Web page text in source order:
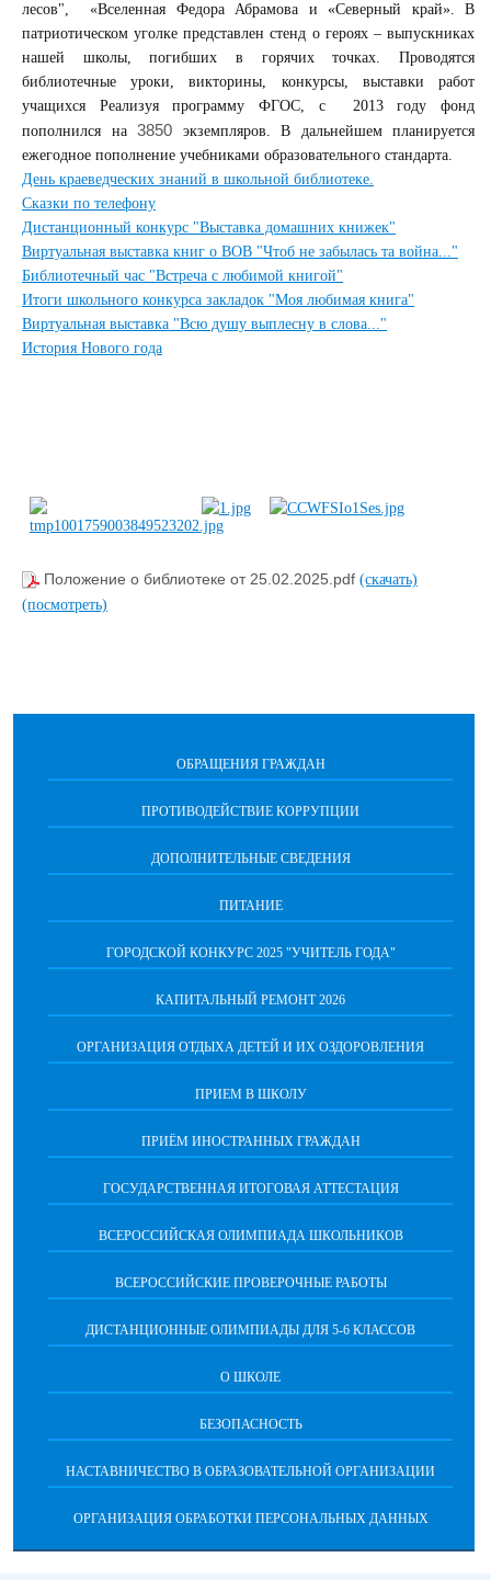
лесов",
«Вселенная Федора Абрамова и «Северный край». В
патриотическом уголке представлен стенд о героях – выпускниках
нашей школы, погибших в горячих точках. Проводятся
библиотечные уроки, викторины, конкурсы, выставки работ
учащихся Реализуя программу ФГОС, с
2013 году фонд
пополнился на 3850 экземпляров. В дальнейшем планируется
ежегодное пополнение учебниками образовательного стандарта.
День краеведческих знаний в школьной библиотеке.
Сказки по телефону
Дистанционный конкурс "Выставка домашних книжек"
Виртуальная выставка книг о ВОВ "Чтоб не забылась та война..."
Библиотечный час "Встреча с любимой книгой"
Итоги школьного конкурса закладок "Моя любимая книга"
Виртуальная выставка "Всю душу выплесну в слова..."
История Нового года
Положение о библиотеке от 25.02.2025.pdf (скачать)
(посмотреть)
ОБРАЩЕНИЯ ГРАЖДАН
ПРОТИВОДЕЙСТВИЕ КОРРУПЦИИ
ДОПОЛНИТЕЛЬНЫЕ СВЕДЕНИЯ
ПИТАНИЕ
ГОРОДСКОЙ КОНКУРС 2025 "УЧИТЕЛЬ ГОДА"
КАПИТАЛЬНЫЙ РЕМОНТ 2026
ОРГАНИЗАЦИЯ ОТДЫХА ДЕТЕЙ И ИХ ОЗДОРОВЛЕНИЯ
ПРИЕМ В ШКОЛУ
ПРИЁМ ИНОСТРАННЫХ ГРАЖДАН
ГОСУДАРСТВЕННАЯ ИТОГОВАЯ АТТЕСТАЦИЯ
ВСЕРОССИЙСКАЯ ОЛИМПИАДА ШКОЛЬНИКОВ
ВСЕРОССИЙСКИЕ ПРОВЕРОЧНЫЕ РАБОТЫ
ДИСТАНЦИОННЫЕ ОЛИМПИАДЫ ДЛЯ 5-6 КЛАССОВ
О ШКОЛЕ
БЕЗОПАСНОСТЬ
НАСТАВНИЧЕСТВО В ОБРАЗОВАТЕЛЬНОЙ ОРГАНИЗАЦИИ
ОРГАНИЗАЦИЯ ОБРАБОТКИ ПЕРСОНАЛЬНЫХ ДАННЫХ